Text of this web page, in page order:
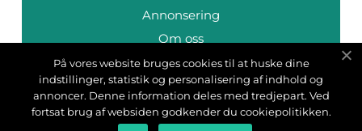
Annonsering
Om oss
Cookies
Kontakta oss
Sitemap
På vores website bruges cookies til at huske dine
indstillinger, statistik og personalisering af indhold og
annoncer. Denne information deles med tredjepart. Ved
fortsat brug af websiden godkender du cookiepolitikken.